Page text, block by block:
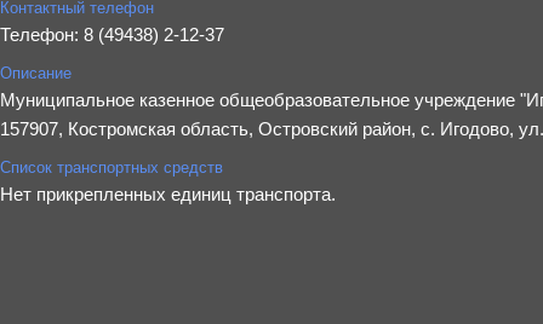
Контактный телефон
Телефон: 8 (49438) 2-12-37
Описание
Муниципальное казенное общеобразовательное учреждение
157907, Костромская область, Островский район, с. Игодово,
Список транспортных средств
Нет прикрепленных единиц транспорта.